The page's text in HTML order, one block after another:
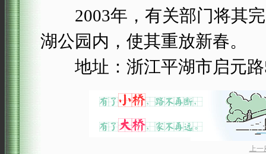
2003年，有关部门将其完
湖公园内，使其重放新春。
地址：浙江平湖市启元路
上一